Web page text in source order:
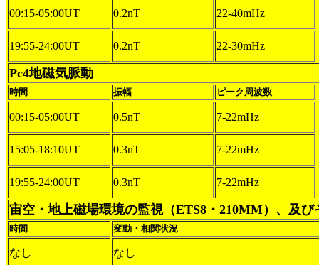
00:15-05:00UT 0.2nT 22-40mHz
19:55-24:00UT 0.2nT 22-30mHz
Pc4地磁気脈動
時間 振幅 ピーク周波数
00:15-05:00UT 0.5nT 7-22mHz
15:05-18:10UT 0.3nT 7-22mHz
19:55-24:00UT 0.3nT 7-22mHz
宙空・地上磁場環境の監視（ETS8・210MM）、及び
時間 変動・相関状況
なし なし